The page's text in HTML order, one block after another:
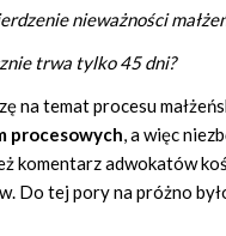
nieważności
trwa tylko 45 dni?
na temat procesu
procesowych, a więc
komentarz adwokatów
Do tej pory na próżno